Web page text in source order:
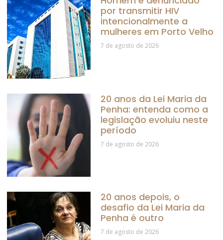
por transmitir HIV
intencionalmente a
mulheres em Porto Velho
7 de agosto de 2026
20 anos da Lei Maria da
Penha: entenda como a
legislação evoluiu neste
período
7 de agosto de 2026
20 anos depois, o
desafio da Lei Maria da
Penha é outro
7 de agosto de 2026